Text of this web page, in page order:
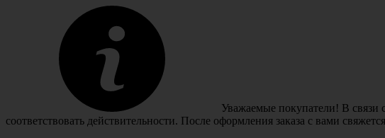
Уважаемые покупатели! В связи
соответствовать действительности. После оформления заказа с вами